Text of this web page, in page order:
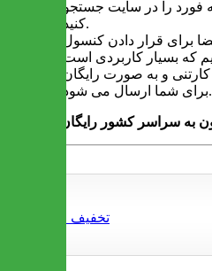
فورد را در سایت جستجو
کنید.
برای قرار دادن کنسول
و به صورت رایگان
برای شما ارسال می شود.